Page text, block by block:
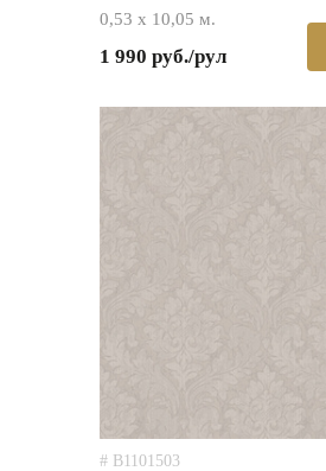
0,53 х 10,05 м.
1 990 руб./рул
# B1101503